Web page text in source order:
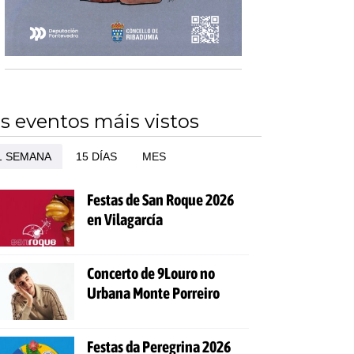
eventos máis vistos
SEMANA 15 DÍAS MES
Festas de San Roque 2026
en Vilagarcía
Concerto de 9Louro no
Urbana Monte Porreiro
Festas da Peregrina 2026